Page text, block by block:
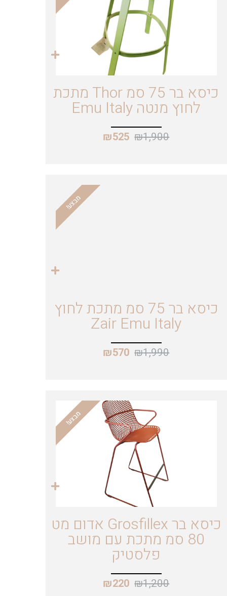
כיסא בר 75 סמ Thor מתכת
לחוץ מנטה Emu Italy
₪1,900
₪525
מבצע!
כיסא בר 75 סמ מתכת לחוץ
Zair Emu Italy
₪1,990
₪570
מבצע!
כיסא בר Grosfillex אדום מט
80 סמ מתכת עם מושב
פלסטיק
₪1,200
₪220